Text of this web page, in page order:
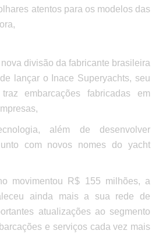
atentos para os modelos das
divisão da fabricante brasileira
lançar o Inace Superyachts, seu
embarcações fabricadas em
além de desenvolver
com novos nomes do yacht
movimentou R$ 155 milhões, a
ainda mais a sua rede de
atualizações ao segmento
e serviços cada vez mais